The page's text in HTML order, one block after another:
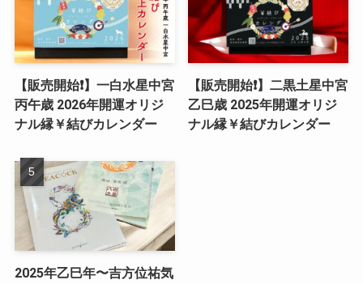
【販売開始❗️】一白水星中宮
丙午歳 2026年開運オリジ
ナル縁￥結びカレンダー
【販売開始❗️】二黒土星中宮
乙巳歳 2025年開運オリジ
ナル縁￥結びカレンダー
2025年乙巳年〜吉方位祐気